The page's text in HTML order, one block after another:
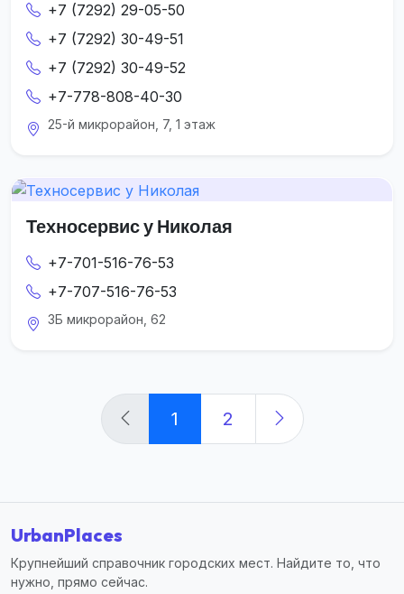
+7 (7292) 29-05-50
+7 (7292) 30-49-51
+7 (7292) 30-49-52
+7-778-808-40-30
25-й микрорайон, 7, 1 этаж
Техносервис у Николая
+7-701-516-76-53
+7-707-516-76-53
3Б микрорайон, 62
1 2
UrbanPlaces
Крупнейший справочник городских мест. Найдите то, что
нужно, прямо сейчас.